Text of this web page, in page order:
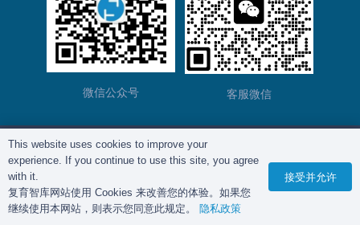
微信公众号 客服微信
版权所有©复育智库2012 – 2025年 |
This website uses cookies to improve your
experience. If you continue to use this site, you agree
with it.
复育智库网站使用 Cookies 来改善您的体验。如果您
继续使用本网站，则表示您同意此规定。 隐私政策
接受并允许